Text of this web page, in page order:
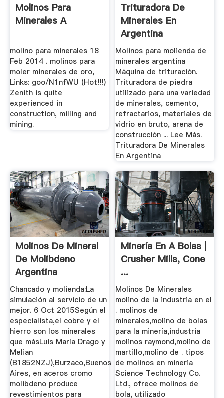
Molinos Para
Minerales A
molino para minerales 18
Feb 2014 . molinos para
moler minerales de oro,
Links: goo/N1nfWU (Hot!!!)
Zenith is quite
experienced in
construction, milling and
mining.
Trituradora De
Minerales En
Argentina
Molinos para molienda de
minerales argentina
Máquina de trituración.
Trituradora de piedra
utilizado para una variedad
de minerales, cemento,
refractarios, materiales de
vidrio en bruto, arena de
construcción ... Lee Más.
Trituradora De Minerales
En Argentina
Molinos De Mineral
De Molibdeno
Argentina
Chancado y molienda:La
simulación al servicio de un
mejor. 6 Oct 2015Según el
especialista,el cobre y el
hierro son los minerales
que másLuis María Drago y
Melian
(B1852NZJ),Burzaco,Buenos
Aires, en aceros cromo
molibdeno produce
revestimientos para
Minería En A Bolas |
Crusher Mills, Cone
...
Molinos De Minerales
molino de la industria en el
. molinos de
minerales,molino de bolas
para la minería,industria
molinos raymond,molino de
martillo,molino de . tipos
de molinos en mineria
Science Technology Co.
Ltd., ofrece molinos de
bola, utilizado